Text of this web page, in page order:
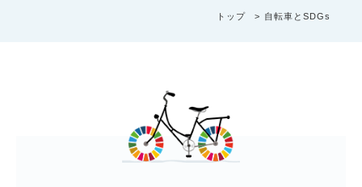
トップ 自転車とSDGs